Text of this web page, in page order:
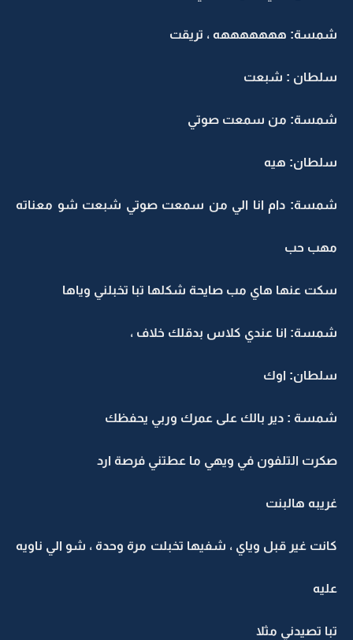
شمسة: هههههههه ، تريقت
سلطان : شبعت
شمسة: من سمعت صوتي
سلطان: هيه
شمسة: دام انا الي من سمعت صوتي شبعت شو معناته
مهب حب
سكت عنها هاي مب صايحة شكلها تبا تخبلني وياها
شمسة: انا عندي كلاس بدقلك خلاف ،
سلطان: اوك
شمسة : دير بالك على عمرك وربي يحفظك
صكرت التلفون في ويهي ما عطتني فرصة ارد
غريبه هالبنت
كانت غير قبل وياي ، شفيها تخبلت مرة وحدة ، شو الي ناويه
عليه
تبا تصيدني مثلا